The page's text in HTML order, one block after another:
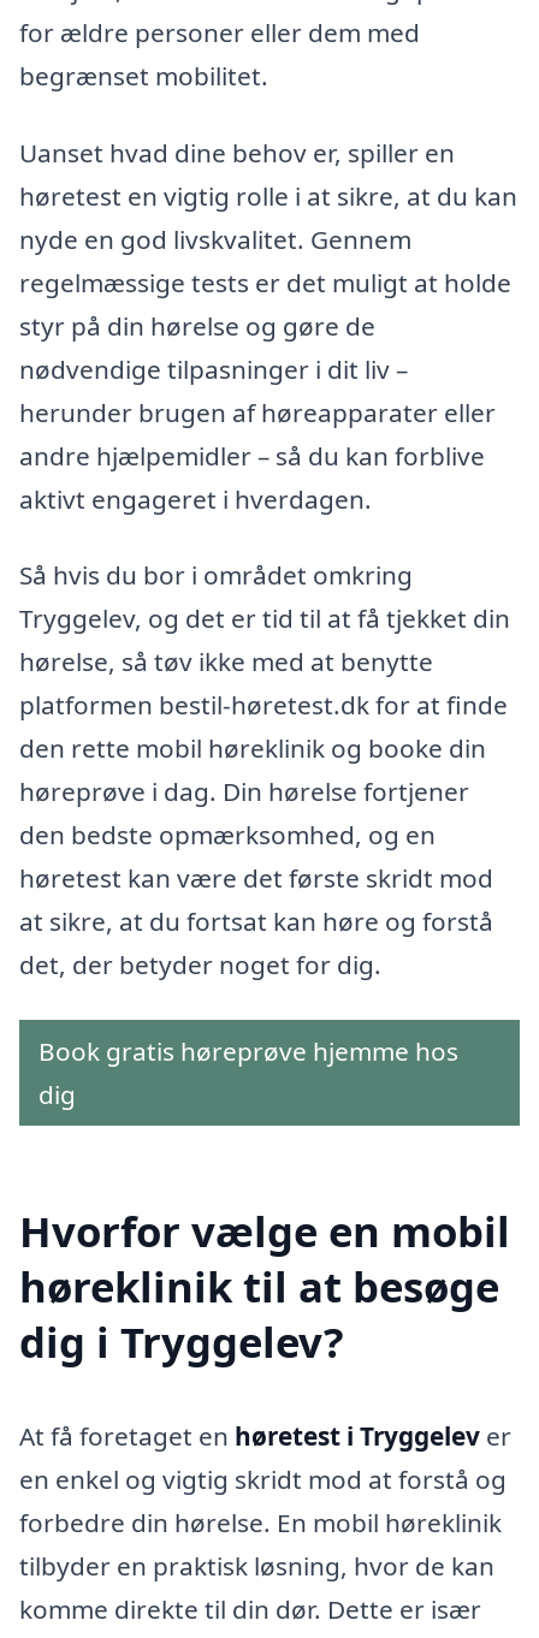
for ældre personer eller dem med
begrænset mobilitet.
Uanset hvad dine behov er, spiller en
høretest en vigtig rolle i at sikre, at du kan
nyde en god livskvalitet. Gennem
regelmæssige tests er det muligt at holde
styr på din hørelse og gøre de
nødvendige tilpasninger i dit liv –
herunder brugen af høreapparater eller
andre hjælpemidler – så du kan forblive
aktivt engageret i hverdagen.
Så hvis du bor i området omkring
Tryggelev, og det er tid til at få tjekket din
hørelse, så tøv ikke med at benytte
platformen bestil-høretest.dk for at finde
den rette mobil høreklinik og booke din
høreprøve i dag. Din hørelse fortjener
den bedste opmærksomhed, og en
høretest kan være det første skridt mod
at sikre, at du fortsat kan høre og forstå
det, der betyder noget for dig.
Book gratis høreprøve hjemme hos
dig
Hvorfor vælge en mobil
høreklinik til at besøge
dig i Tryggelev?
At få foretaget en høretest i Tryggelev er
en enkel og vigtig skridt mod at forstå og
forbedre din hørelse. En mobil høreklinik
tilbyder en praktisk løsning, hvor de kan
komme direkte til din dør. Dette er især